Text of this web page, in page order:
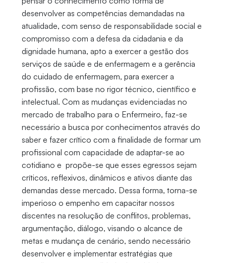
desenvolver as competências demandadas na
atualidade, com senso de responsabilidade social e
compromisso com a defesa da cidadania e da
dignidade humana, apto a exercer a gestão dos
serviços de saúde e de enfermagem e a gerência
do cuidado de enfermagem, para exercer a
profissão, com base no rigor técnico, científico e
intelectual. Com as mudanças evidenciadas no
mercado de trabalho para o Enfermeiro, faz-se
necessário a busca por conhecimentos através do
saber e fazer crítico com a finalidade de formar um
profissional com capacidade de adaptar-se ao
cotidiano e propõe-se que esses egressos sejam
críticos, reflexivos, dinâmicos e ativos diante das
demandas desse mercado. Dessa forma, torna-se
imperioso o empenho em capacitar nossos
discentes na resolução de conflitos, problemas,
argumentação, diálogo, visando o alcance de
metas e mudança de cenário, sendo necessário
desenvolver e implementar estratégias que